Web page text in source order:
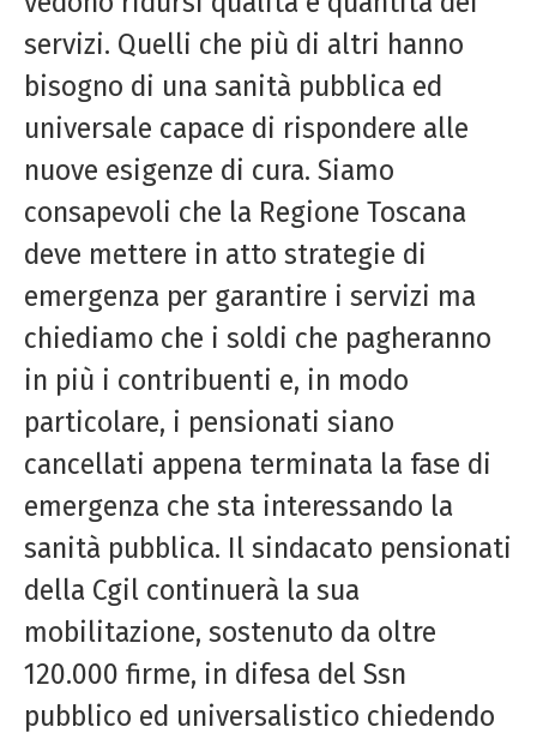
servizi. Quelli che più di altri hanno
bisogno di una sanità pubblica ed
universale capace di rispondere alle
nuove esigenze di cura. Siamo
consapevoli che la Regione Toscana
deve mettere in atto strategie di
emergenza per garantire i servizi ma
chiediamo che i soldi che pagheranno
in più i contribuenti e, in modo
particolare, i pensionati siano
cancellati appena terminata la fase di
emergenza che sta interessando la
sanità pubblica. Il sindacato pensionati
della Cgil continuerà la sua
mobilitazione, sostenuto da oltre
120.000 firme, in difesa del Ssn
pubblico ed universalistico chiedendo